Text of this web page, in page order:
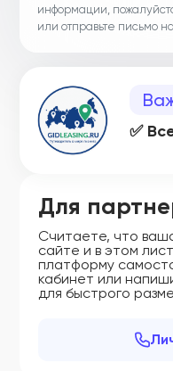
информации,
или отправьте письмо
✅
Для
Считаете, что
сайте и в этом
платформу
кабинет или
для быстрого